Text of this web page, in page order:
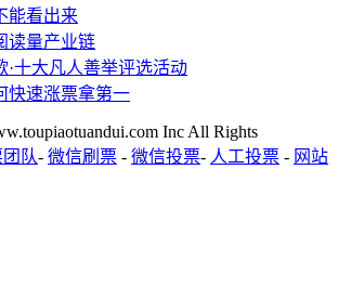
能看出来
读量产业链
·十大凡人善举评选活动
快速涨票拿第一
Inc All Rights
队- 微信刷票 - 微信投票- 人工投票 - 网站